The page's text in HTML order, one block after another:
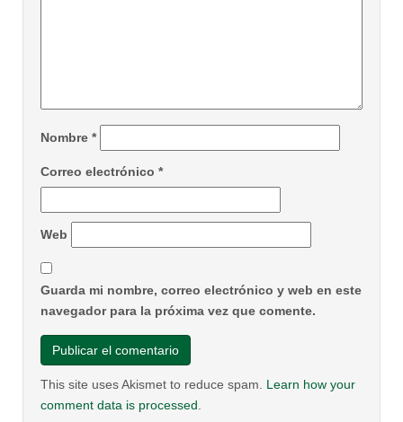
Nombre *
Correo electrónico *
Web
Guarda mi nombre, correo electrónico y web en este
navegador para la próxima vez que comente.
This site uses Akismet to reduce spam. Learn how your
comment data is processed